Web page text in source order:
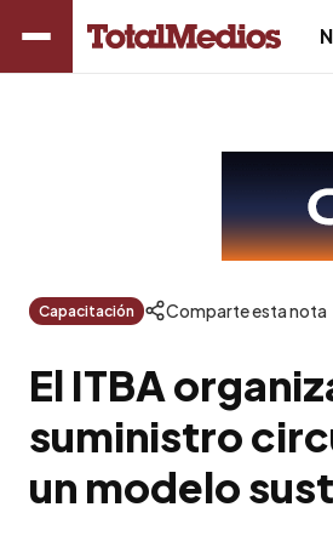
Capacitación Comparte esta nota
El ITBA
suministro
un modelo